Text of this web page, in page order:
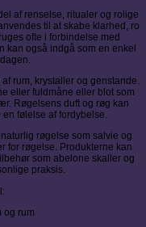
af renselse, ritualer og rolige
til at skabe klarhed, ro
ofte i forbindelse med
kan også indgå som en enkel
rum, krystaller og genstande.
eller fuldmåne eller blot som
Røgelsens duft og røg kan
følelse af fordybelse.
røgelse som salvie og
for røgelse. Produkterne kan
som abelone skaller og
praksis.
og rum